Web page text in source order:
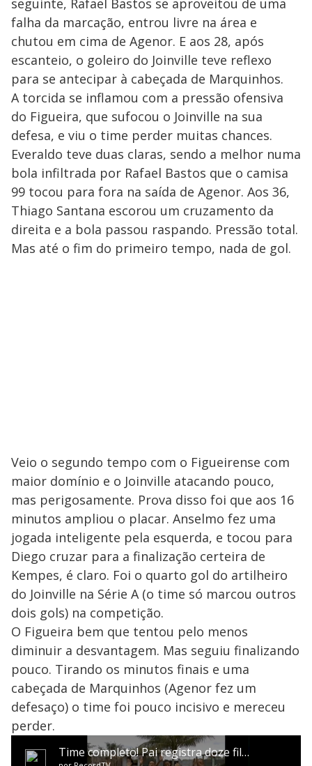
seguinte, Rafael Bastos se aproveitou de uma
falha da marcação, entrou livre na área e
chutou em cima de Agenor. E aos 28, após
escanteio, o goleiro do Joinville teve reflexo
para se antecipar à cabeçada de Marquinhos.
A torcida se inflamou com a pressão ofensiva
do Figueira, que sufocou o Joinville na sua
defesa, e viu o time perder muitas chances.
Everaldo teve duas claras, sendo a melhor numa
bola infiltrada por Rafael Bastos que o camisa
99 tocou para fora na saída de Agenor. Aos 36,
Thiago Santana escorou um cruzamento da
direita e a bola passou raspando. Pressão total.
Mas até o fim do primeiro tempo, nada de gol.
Veio o segundo tempo com o Figueirense com
maior domínio e o Joinville atacando pouco,
mas perigosamente. Prova disso foi que aos 16
minutos ampliou o placar. Anselmo fez uma
jogada inteligente pela esquerda, e tocou para
Diego cruzar para a finalização certeira de
Kempes, é claro. Foi o quarto gol do artilheiro
do Joinville na Série A (o time só marcou outros
dois gols) na competição.
O Figueira bem que tentou pelo menos
diminuir a desvantagem. Mas seguiu finalizando
pouco. Tirando os minutos finais e uma
cabeçada de Marquinhos (Agenor fez um
defesaço) o time foi pouco incisivo e mereceu
perder.